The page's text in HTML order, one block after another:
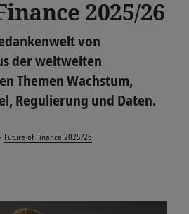
2025/26
von
der weltweiten
Themen Wachstum,
Regulierung und Daten.
Future of Finance 2025/26